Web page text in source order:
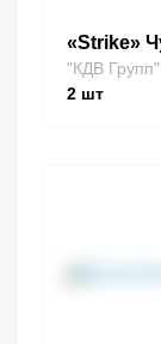
«Strike»
"КДВ Групп"
2 шт